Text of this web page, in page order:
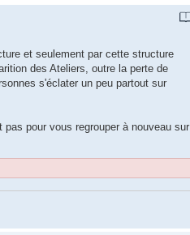
et seulement par cette structure
des Ateliers, outre la perte de
s'éclater un peu partout sur
pour vous regrouper à nouveau sur